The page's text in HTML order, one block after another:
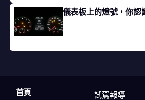
儀表板上的燈號，你認
首頁
試駕報導